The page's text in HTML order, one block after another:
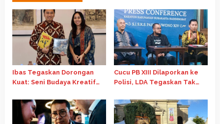
Ibas Tegaskan Dorongan
Kuat: Seni Budaya Kreatif
dan Ekonomi Nasional
Cucu PB XIII Dilaporkan ke
Polisi, LDA Tegaskan Tak